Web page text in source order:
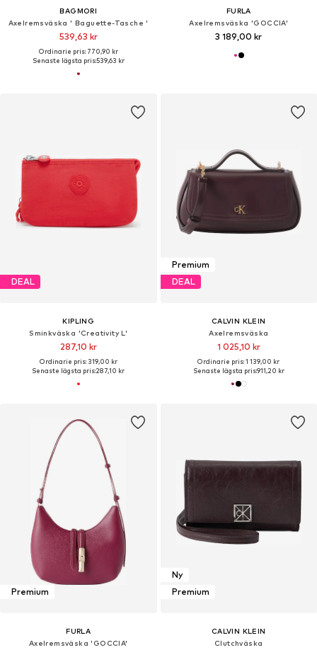
BAGMORI
Axelremsväska ' Baguette-Tasche '
539,63 kr
Ordinarie pris: 770,90 kr
Senaste lägsta pris:539,63 kr
FURLA
Axelremsväska 'GOCCIA'
3 189,00 kr
DEAL
KIPLING
Sminkväska 'Creativity L'
287,10 kr
Ordinarie pris: 319,00 kr
Senaste lägsta pris:287,10 kr
Premium
DEAL
CALVIN KLEIN
Axelremsväska
1 025,10 kr
Ordinarie pris: 1 139,00 kr
Senaste lägsta pris:911,20 kr
Premium
FURLA
Axelremsväska 'GOCCIA'
Ny
Premium
CALVIN KLEIN
Clutchväska